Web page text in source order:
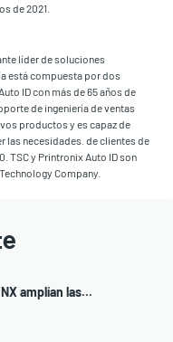
de 2021.
líder de soluciones
está compuesta por dos
ID con más de 65 años de
de ingeniería de ventas
productos y es capaz de
las necesidades. de clientes de
TSC y Printronix Auto ID son
Company.
amplían las...